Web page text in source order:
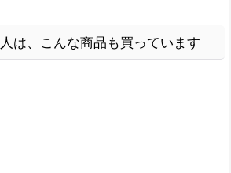
は、こんな商品も買っています